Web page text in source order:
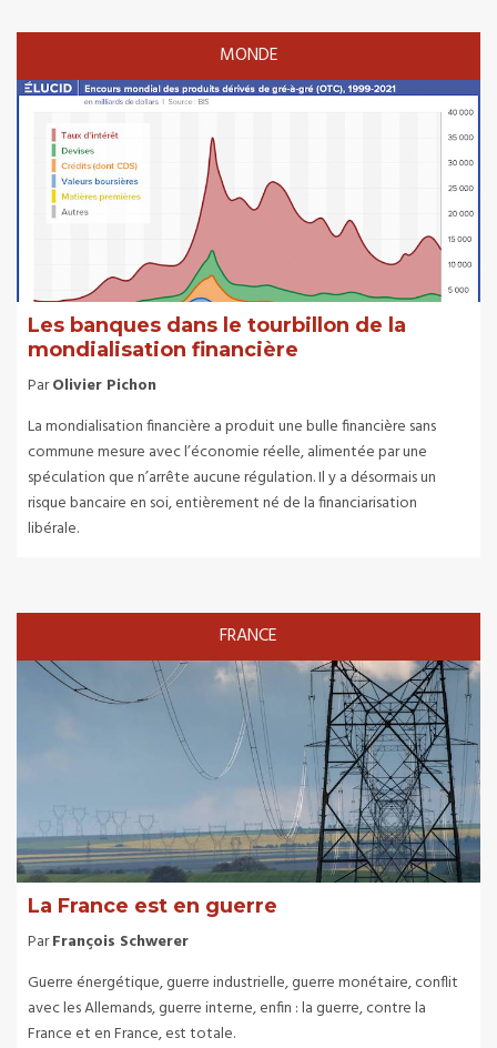
MONDE
Les banques dans le tourbillon de la
mondialisation financière
ParOlivier Pichon
La mondialisation financière a produit une bulle financière sans
commune mesure avec l’économie réelle, alimentée par une
spéculation que n’arrête aucune régulation. Il y a désormais un
risque bancaire en soi, entièrement né de la financiarisation
libérale.
FRANCE
La France est en guerre
ParFrançois Schwerer
Guerre énergétique, guerre industrielle, guerre monétaire, conflit
avec les Allemands, guerre interne, enfin : la guerre, contre la
France et en France, est totale.